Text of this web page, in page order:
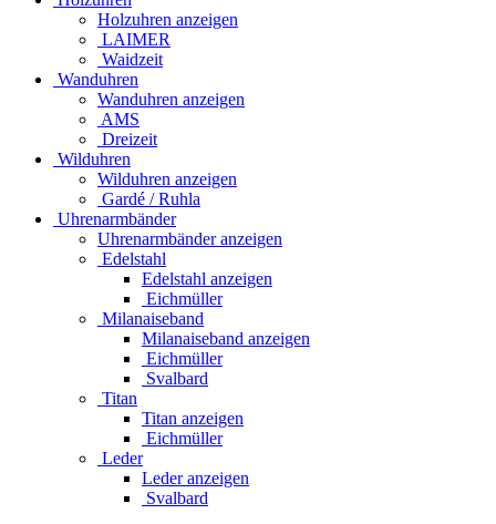
Holzuhren anzeigen
LAIMER
Waidzeit
Wanduhren
Wanduhren anzeigen
AMS
Dreizeit
Wilduhren
Wilduhren anzeigen
Gardé / Ruhla
Uhrenarmbänder
Uhrenarmbänder anzeigen
Edelstahl
Edelstahl anzeigen
Eichmüller
Milanaiseband
Milanaiseband anzeigen
Eichmüller
Svalbard
Titan
Titan anzeigen
Eichmüller
Leder
Leder anzeigen
Svalbard